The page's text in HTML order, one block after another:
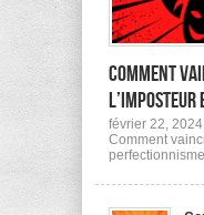
Comment
l’imposteur
février 22,
Comment
perfectionnisme